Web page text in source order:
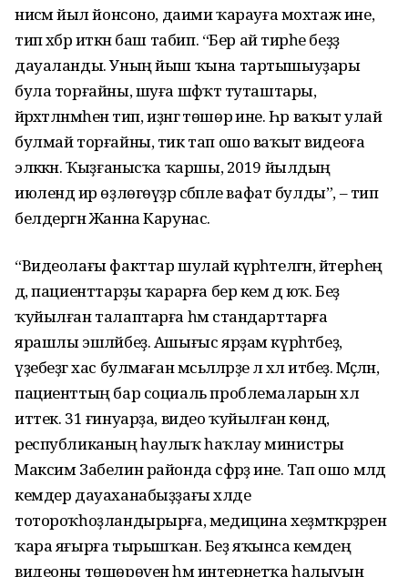
нисәмә йыл йонсоно, даими ҡарауға мохтаж ине,
тип хәбәр иткән баш табип. “Бер ай тирәһе беҙҙә
дауаланды. Уның йыш ҡына тартышыуҙары
була торғайны, шуға шәфҡәт туташтары,
йәрәхәтләнмәһен тип, иҙәнгә төшөрә ине. Һәр ваҡыт улай
булмай торғайны, тик тап ошо ваҡыт видеоға
эләккән. Ҡыҙғанысҡа ҡаршы, 2019 йылдың
июлендә ир өҙлөгөүҙәр сәбәпле вафат булды”, – тип
белдергән Жанна Карунас.
“Видеолағы факттар шулай күрһәтелгән, әйтерһең
дә, пациенттарҙы ҡарарға бер кем дә юҡ. Беҙ
ҡуйылған талаптарға һәм стандарттарға
ярашлы эшләйбеҙ. Ашығыс ярҙам күрһәтәбеҙ,
үҙебеҙгә хас булмаған мәсьәләләрҙе лә хәл итәбеҙ. Мәҫәлән,
пациенттың бар социаль проблемаларын хәл
иттек. 31 ғинуарҙа, видео ҡуйылған көндә,
республиканың һаулыҡ һаҡлау министры
Максим Забелин районда сәфәрҙә ине. Тап ошо мәлдә
кемдер дауаханабыҙҙағы хәлде
тотороҡһоҙландырырға, медицина хеҙмәткәрҙәренә
ҡара яғырға тырышҡан. Беҙ яҡынса кемдең
видеоны төшөрөүен һәм интернетҡа һалыуын